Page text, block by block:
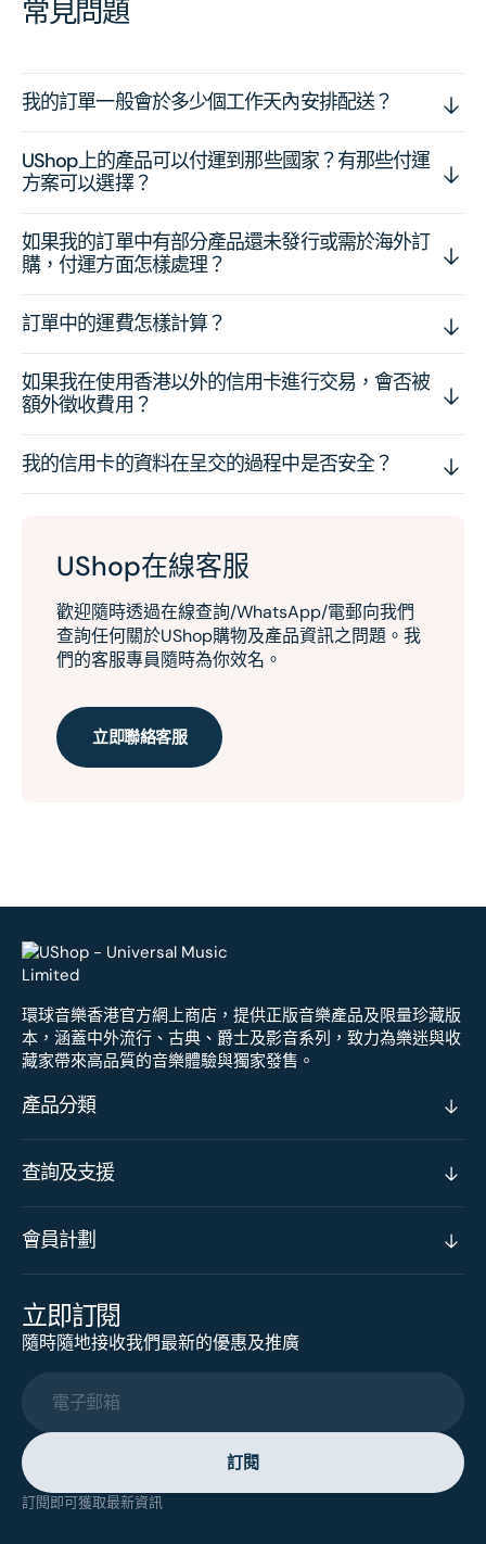
常見問題
我的訂單一般會於多少個工作天內安排配送？
UShop上的產品可以付運到那些國家？有那些付運
方案可以選擇？
如果我的訂單中有部分產品還未發行或需於海外訂
購，付運方面怎樣處理？
訂單中的運費怎樣計算？
如果我在使用香港以外的信用卡進行交易，會否被
額外徵收費用？
我的信用卡的資料在呈交的過程中是否安全？
UShop在線客服
歡迎隨時透過在線查詢/WhatsApp/電郵向我們
查詢任何關於UShop購物及產品資訊之問題。我
們的客服專員隨時為你效名。
立即聯絡客服
環球音樂香港官方網上商店，提供正版音樂產品及限量珍藏版
本，涵蓋中外流行、古典、爵士及影音系列，致力為樂迷與收
藏家帶來高品質的音樂體驗與獨家發售。
產品分類
查詢及支援
會員計劃
立即訂閱
隨時隨地接收我們最新的優惠及推廣
電子郵箱
訂閱
訂閱即可獲取最新資訊